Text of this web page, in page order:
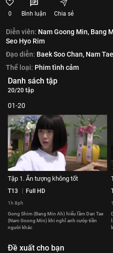
0 Bình luận Chia sẻ
Diễn viên: Nam Goong Min, Bang
Seo Hyo Rim
Đạo diễn: Baek Soo Chan, Nam
Thể loại: Phim tình cảm
Danh sách tập
20/20 tập
01-20
Tập 1. Ấn tượng không tốt
T13 Full HD
1h 8ph
Gong Shim (Bang Min Ah) hiểu lầm Dan Tae
(Nam Goong Min) khi nghĩ anh cướp tiền
người khác
Đề xuất cho bạn